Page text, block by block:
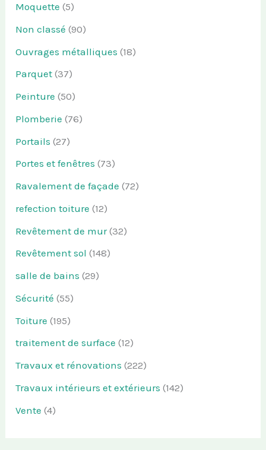
Moquette (5)
Non classé (90)
Ouvrages métalliques (18)
Parquet (37)
Peinture (50)
Plomberie (76)
Portails (27)
Portes et fenêtres (73)
Ravalement de façade (72)
refection toiture (12)
Revêtement de mur(32)
Revêtement sol (148)
salle de bains (29)
Sécurité (55)
Toiture (195)
traitement de surface (12)
Travaux et rénovations (222)
Travaux intérieurs et extérieurs (142)
Vente (4)